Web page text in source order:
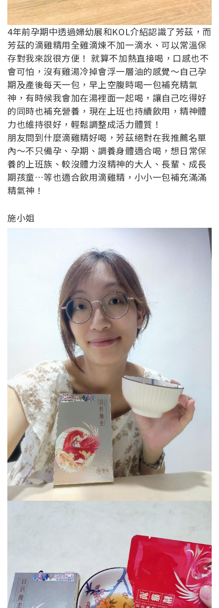
4年前孕期中透過婦幼展和KOL介紹認識了芳茲，而
芳茲的滴雞精用全雞滴煉不加一滴水、可以常溫保
存對我來說很方便！ 就算不加熱直接喝，口感也不
會可怕，沒有雞湯冷掉會浮一層油的感覺～自己孕
期及產後每天一包，早上空腹時喝一包補充精氣
神，有時候我會加在湯裡面一起喝，讓自己吃得好
的同時也補充營養，現在上班也持續飲用，精神體
力也維持很好，輕鬆調整成活力體質！
朋友問到什麼滴雞精好喝，芳茲絕對在我推薦名單
內～不只備孕、孕期、調養身體適合喝，想日常保
養的上班族、較沒體力沒精神的大人、長輩、成長
期孩童…等也適合飲用滴雞精，小小一包補充滿滿
精氣神！
施小姐